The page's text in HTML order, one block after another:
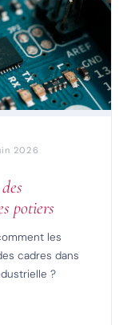
2026
potiers
les
cadres dans
?